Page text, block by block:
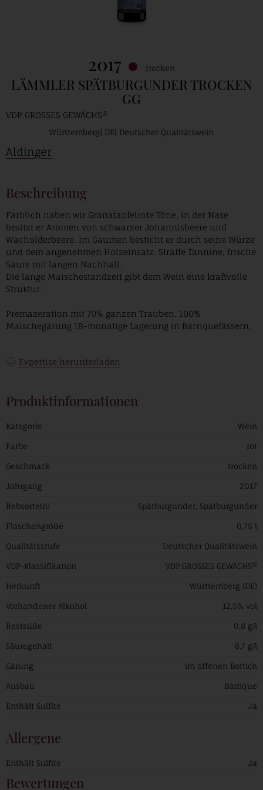
2017 trocken
LÄMMLER SPÄTBURGUNDER TROCKEN
GG
VDP.GROSSES GEWÄCHS®
Württemberg DE Deutscher Qualitätswein
Aldinger
Beschreibung
Farblich haben wir Granatapfelrote Töne, in der Nase
besitzt er Aromen von schwarzer Johannisbeere und
Wacholderbeere. Im Gaumen besticht er durch seine Würze
und dem angenehmen Holzeinsatz. Straffe Tannine, frische
Säure mit langen Nachhall.
Die lange Maischestandzeit gibt dem Wein eine kraftvolle
Struktur.
Premazeration mit 70% ganzen Trauben. 100%
Maischegärung 18-monatige Lagerung in Barriquefässern.
Expertise herunterladen
Produktinformationen
Kategorie Wein
Farbe rot
Geschmack trocken
Jahrgang 2017
Rebsorte(n) Spätburgunder, Spätburgunder
Flaschengröße 0,75 l
Qualitätsstufe Deutscher Qualitätswein
VDP-Klassifikation VDP.GROSSES GEWÄCHS®
Herkunft Württemberg (DE)
Vorhandener Alkohol 12,5% vol
Restsüße 0,8 g/l
Säuregehalt 6,7 g/l
Gärung im offenen Bottich
Ausbau Barrique
Enthält Sulfite Ja
Allergene
Enthält Sulfite Ja
Bewertungen